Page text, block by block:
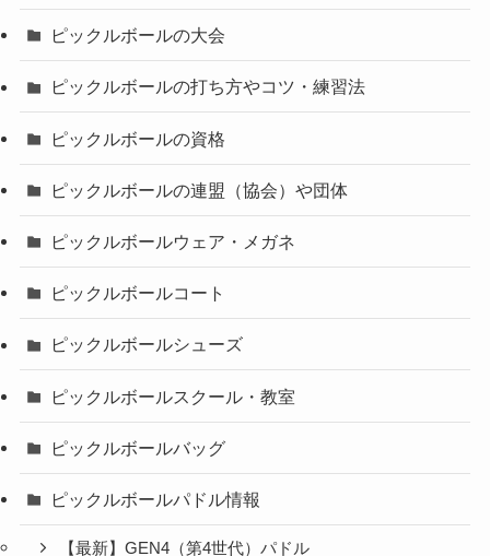
ピックルボールの大会
ピックルボールの打ち方やコツ・練習法
ピックルボールの資格
ピックルボールの連盟（協会）や団体
ピックルボールウェア・メガネ
ピックルボールコート
ピックルボールシューズ
ピックルボールスクール・教室
ピックルボールバッグ
ピックルボールパドル情報
【最新】GEN4（第4世代）パドル